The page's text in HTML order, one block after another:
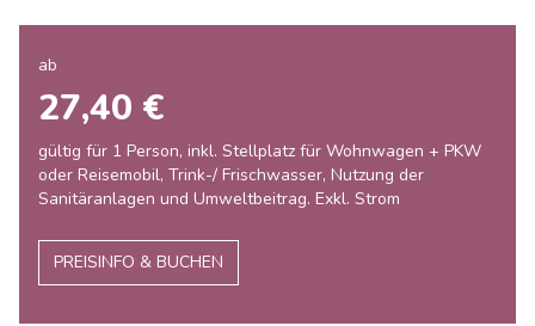
ab
27,40 €
gültig für 1 Person, inkl. Stellplatz für Wohnwagen + PKW
oder Reisemobil, Trink-/ Frischwasser, Nutzung der
Sanitäranlagen und Umweltbeitrag. Exkl. Strom
PREISINFO & BUCHEN